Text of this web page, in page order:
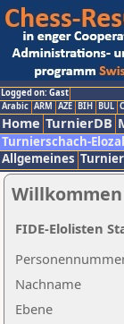
Logged on: Gast
Arabic ARM AZE BIH BUL
Home TurnierDB
Turnierschach-
Allgemeines
Nachname
Ebene
FIDE-Elolisten